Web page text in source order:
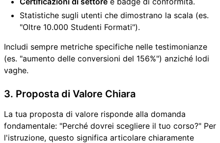
Statistiche sugli utenti che dimostrano la scala (es.
"Oltre 10.000 Studenti Formati").
Includi sempre metriche specifiche nelle testimonianze
(es. "aumento delle conversioni del 156%") anziché lodi
vaghe.
3. Proposta di Valore Chiara
La tua proposta di valore risponde alla domanda
fondamentale: "Perché dovrei scegliere il tuo corso?" Per
l'istruzione, questo significa articolare chiaramente